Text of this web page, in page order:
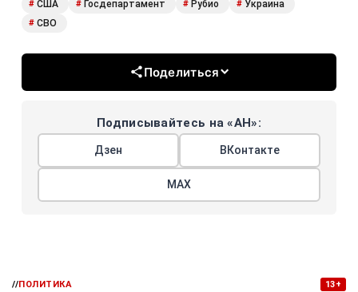
# США # Госдепартамент # Рубио # Украина
# СВО
Поделиться
Подписывайтесь на «АН»:
Дзен ВКонтакте
МАХ
//ПОЛИТИКА 13+